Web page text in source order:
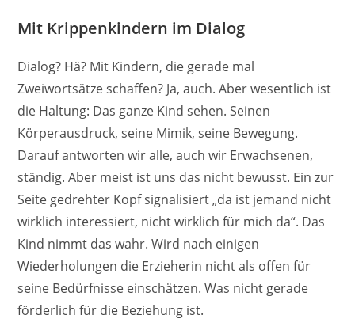
Mit Krippenkindern im Dialog
Dialog? Hä? Mit Kindern, die gerade mal
Zweiwortsätze schaffen? Ja, auch. Aber wesentlich ist
die Haltung: Das ganze Kind sehen. Seinen
Körperausdruck, seine Mimik, seine Bewegung.
Darauf antworten wir alle, auch wir Erwachsenen,
ständig. Aber meist ist uns das nicht bewusst. Ein zur
Seite gedrehter Kopf signalisiert „da ist jemand nicht
wirklich interessiert, nicht wirklich für mich da“. Das
Kind nimmt das wahr. Wird nach einigen
Wiederholungen die Erzieherin nicht als offen für
seine Bedürfnisse einschätzen. Was nicht gerade
förderlich für die Beziehung ist.